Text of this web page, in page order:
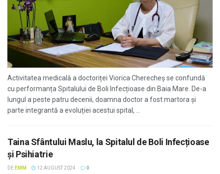
Activitatea medicală a doctoriței Viorica Cherecheș se confundă
cu performanța Spitalului de Boli Infecțioase din Baia Mare. De-a
lungul a peste patru decenii, doamna doctor a fost martora și
parte integrantă a evoluției acestui spital, ...
Taina Sfântului Maslu, la Spitalul de Boli Infecțioase
și Psihiatrie
DE EMM 12 AUGUST 2024 0